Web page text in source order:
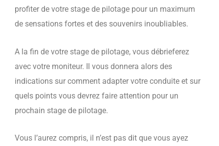
profiter de votre stage de pilotage pour un maximum
de sensations fortes et des souvenirs inoubliables.
A la fin de votre stage de pilotage, vous débrieferez
avec votre moniteur. Il vous donnera alors des
indications sur comment adapter votre conduite et sur
quels points vous devrez faire attention pour un
prochain stage de pilotage.
Vous l’aurez compris, il n’est pas dit que vous ayez